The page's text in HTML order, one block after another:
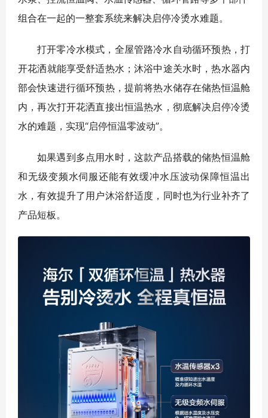
组合在一起的一整套系统来解决启停冷烫水难题。
打开零冷水模式，全屋管路冷水自动循环预热，打
开花洒就能享受舒适热水；沐浴中途关水时，热水器内
部会快速进行循环预热，提前将热水储存在储热恒温舱
内，再次打开花洒直接出恒温热水，彻底解决启停冷烫
水的难题，实现“启停恒温零波动”。
如果遇到多点用水时，这款产品搭载的储热恒温舱
和无级变频水伺服还能有效缓冲水压波动保障恒温出
水，有效提升了用户沐浴舒适度，同时也为行业补齐了
产品短板。